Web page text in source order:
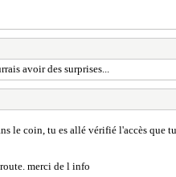
avoir des surprises...
le coin, tu es allé vérifié l'accès que
merci de l info